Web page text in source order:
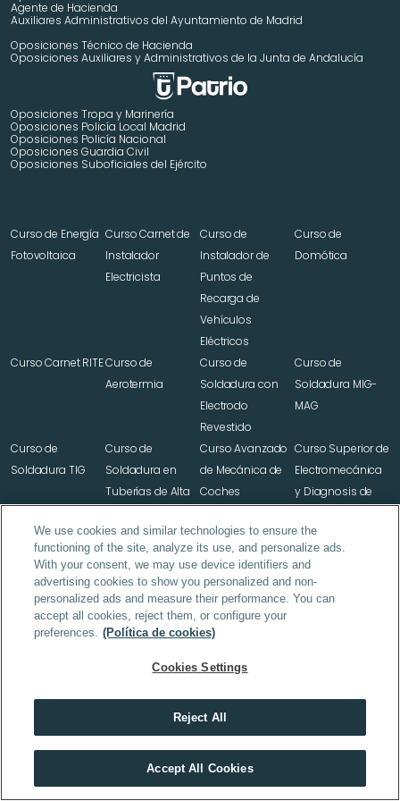
Agente de Hacienda
Auxiliares Administrativos del Ayuntamiento de Madrid
Oposiciones Técnico de Hacienda
Oposiciones Auxiliares y Administrativos de la Junta de Andalucía
Oposiciones Tropa y Marinería
Oposiciones Policía Local Madrid
Oposiciones Policía Nacional
Oposiciones Guardia Civil
Oposiciones Suboficiales del Ejército
Curso de Energía
Fotovoltaica
Curso Carnet de
Instalador
Electricista
Curso de
Instalador de
Puntos de
Recarga de
Vehículos
Eléctricos
Curso de
Domótica
Curso Carnet RITECurso de
Aerotermia
Curso de
Soldadura con
Electrodo
Revestido
Curso de
Soldadura MIG-
MAG
Curso de
Soldadura TIG
Curso de
Soldadura en
Tuberías de Alta
Curso Avanzado
de Mecánica de
Coches
Curso Superior de
Electromecánica
y Diagnosis de
Curso de
Fontanería y
Saneamiento
Oposiciones
Oposiciones
Maestros Infantil
Oposiciones
Maestros Primaria
hola@thepower.education
VER MÁSTERS TECH
We use cookies and similar technologies to ensure the
functioning of the site, analyze its use, and personalize ads.
With your consent, we may use device identifiers and
advertising cookies to show you personalized and non-
personalized ads and measure their performance. You can
accept all cookies, reject them, or configure your
preferences. (Política de cookies)
Cookies Settings
Reject All
Accept All Cookies